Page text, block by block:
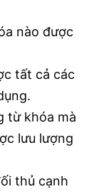
nào được
tất cả các
từ khóa mà
lưu lượng
thủ cạnh